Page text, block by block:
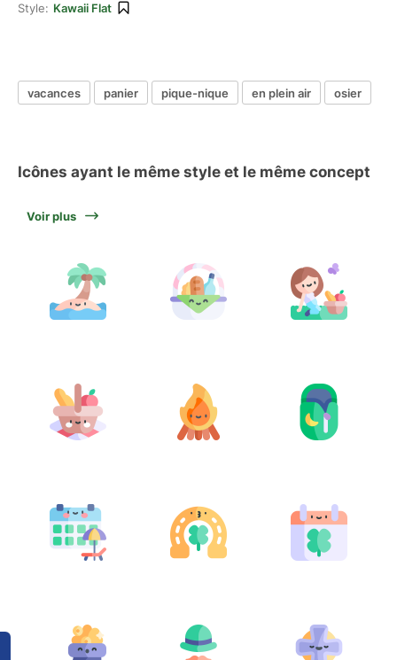
Style: Kawaii Flat
vacances panier pique-nique en plein air osier
Icônes ayant le même style et le même concept
Voir plus